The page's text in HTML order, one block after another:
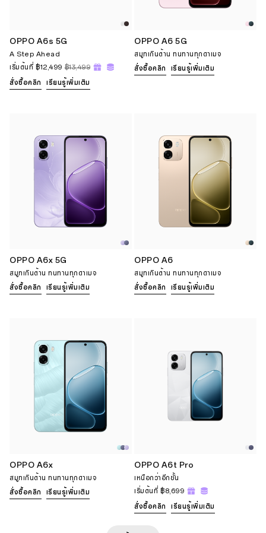
OPPO A6s 5G
A Step Ahead
เริ่มต้นที่ ฿12,499 ฿13,499
สั่งซื้อคลิก เรียนรู้เพิ่มเติม
OPPO A6 5G
สมูทเกินต้าน ทนทานทุกดาเมจ
สั่งซื้อคลิก
เรียนรู้เพิ่มเติม
OPPO A6x 5G
สมูทเกินต้าน ทนทานทุกดาเมจ
สั่งซื้อคลิก
เรียนรู้เพิ่มเติม
OPPO A6
สมูทเกินต้าน ทนทานทุกดาเมจ
สั่งซื้อคลิก
เรียนรู้เพิ่มเติม
OPPO A6x
สมูทเกินต้าน ทนทานทุกดาเมจ
สั่งซื้อคลิก
เรียนรู้เพิ่มเติม
OPPO A6t Pro
เหนือกว่าอีกขั้น
เริ่มต้นที่ ฿8,699
สั่งซื้อคลิก เรียนรู้เพิ่มเติม